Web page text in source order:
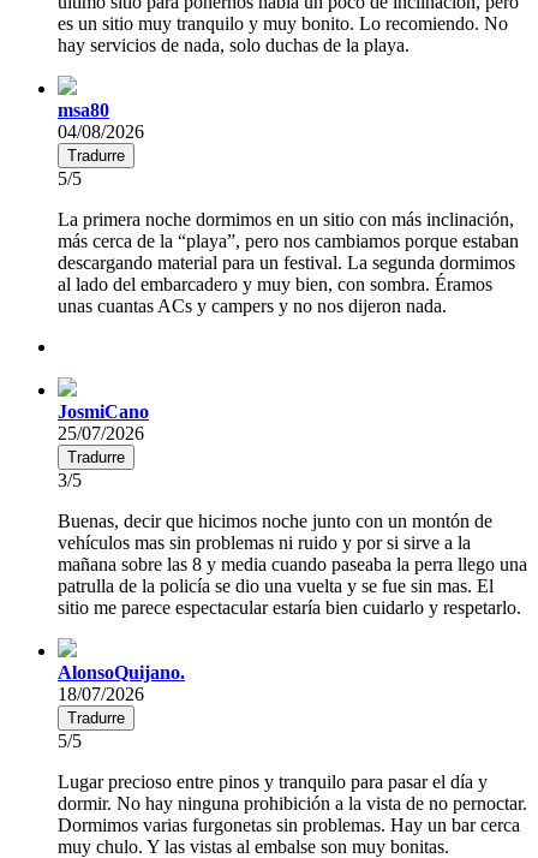
es un sitio muy tranquilo y muy bonito. Lo recomiendo. No
hay servicios de nada, solo duchas de la playa.
msa80
04/08/2026
Tradurre
5/5
La primera noche dormimos en un sitio con más inclinación,
más cerca de la “playa”, pero nos cambiamos porque estaban
descargando material para un festival. La segunda dormimos
al lado del embarcadero y muy bien, con sombra. Éramos
unas cuantas ACs y campers y no nos dijeron nada.
JosmiCano
25/07/2026
Tradurre
3/5
Buenas, decir que hicimos noche junto con un montón de
vehículos mas sin problemas ni ruido y por si sirve a la
mañana sobre las 8 y media cuando paseaba la perra llego una
patrulla de la policía se dio una vuelta y se fue sin mas. El
sitio me parece espectacular estaría bien cuidarlo y respetarlo.
AlonsoQuijano.
18/07/2026
Tradurre
5/5
Lugar precioso entre pinos y tranquilo para pasar el día y
dormir. No hay ninguna prohibición a la vista de no pernoctar.
Dormimos varias furgonetas sin problemas. Hay un bar cerca
muy chulo. Y las vistas al embalse son muy bonitas.